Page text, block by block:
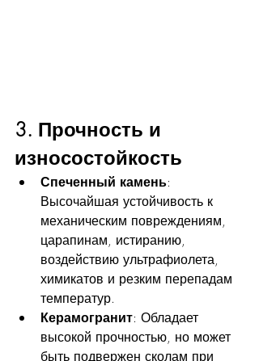
3. Прочность и
износостойкость
Спеченный камень:
Высочайшая устойчивость к
механическим повреждениям,
царапинам, истиранию,
воздействию ультрафиолета,
химикатов и резким перепадам
температур.
Керамогранит: Обладает
высокой прочностью, но может
быть подвержен сколам при